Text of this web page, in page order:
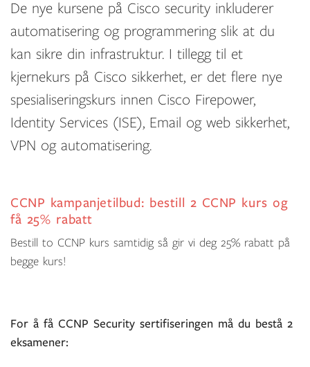
De nye kursene på Cisco security inkluderer
automatisering og programmering slik at du
kan sikre din infrastruktur. I tillegg til et
kjernekurs på Cisco sikkerhet, er det flere nye
spesialiseringskurs innen Cisco Firepower,
Identity Services (ISE), Email og web sikkerhet,
VPN og automatisering.
CCNP kampanjetilbud: bestill 2 CCNP kurs og
få 25% rabatt
Bestill to CCNP kurs samtidig så gir vi deg 25% rabatt på
begge kurs!
For å få CCNP Security sertifiseringen må du bestå 2
eksamener: